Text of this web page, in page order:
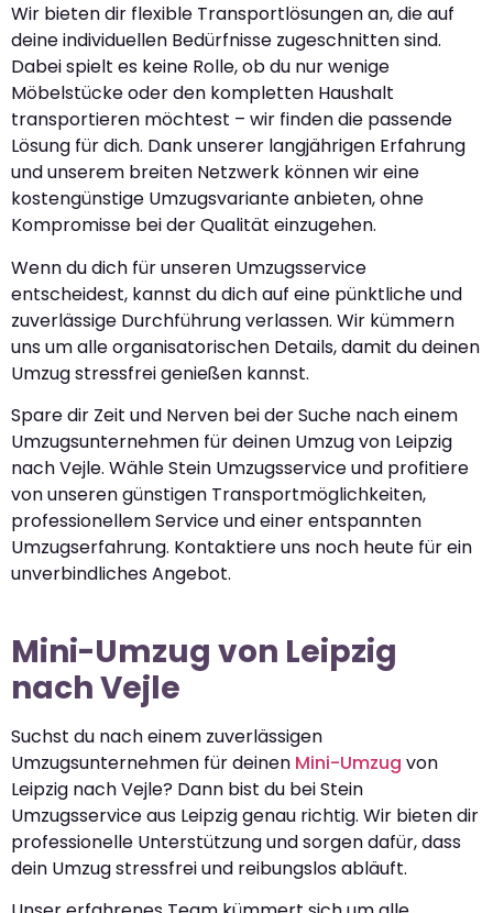
Wir bieten dir flexible Transportlösungen an, die auf
deine individuellen Bedürfnisse zugeschnitten sind.
Dabei spielt es keine Rolle, ob du nur wenige
Möbelstücke oder den kompletten Haushalt
transportieren möchtest – wir finden die passende
Lösung für dich. Dank unserer langjährigen Erfahrung
und unserem breiten Netzwerk können wir eine
kostengünstige Umzugsvariante anbieten, ohne
Kompromisse bei der Qualität einzugehen.
Wenn du dich für unseren Umzugsservice
entscheidest, kannst du dich auf eine pünktliche und
zuverlässige Durchführung verlassen. Wir kümmern
uns um alle organisatorischen Details, damit du deinen
Umzug stressfrei genießen kannst.
Spare dir Zeit und Nerven bei der Suche nach einem
Umzugsunternehmen für deinen Umzug von Leipzig
nach Vejle. Wähle Stein Umzugsservice und profitiere
von unseren günstigen Transportmöglichkeiten,
professionellem Service und einer entspannten
Umzugserfahrung. Kontaktiere uns noch heute für ein
unverbindliches Angebot.
Mini-Umzug von Leipzig
nach Vejle
Suchst du nach einem zuverlässigen
Umzugsunternehmen für deinen Mini-Umzug von
Leipzig nach Vejle? Dann bist du bei Stein
Umzugsservice aus Leipzig genau richtig. Wir bieten dir
professionelle Unterstützung und sorgen dafür, dass
dein Umzug stressfrei und reibungslos abläuft.